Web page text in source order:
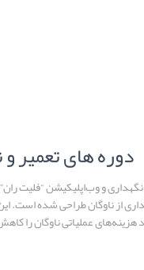
دوره های تعمیر
و وب‌اپلیکیشن “فلیت
از ناوگان طراحی شده است.
عملیاتی ناوگان را